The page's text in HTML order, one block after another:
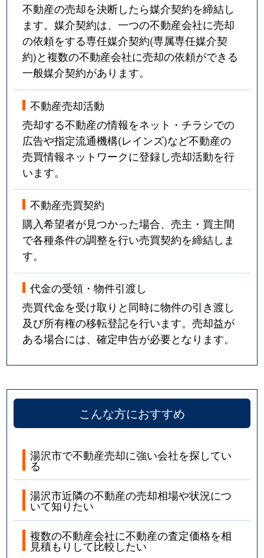
不動産の売却を決断したら媒介契約を締結し
ます。媒介契約は、一つの不動産会社に売却
の依頼をする専任媒介契約(専属専任媒介契
約)と複数の不動産会社に売却の依頼ができる
一般媒介契約があります。
不動産売却活動
売却する不動産の情報をネット・チラシでの
広告や指定流通機構(レインズ)など不動産の
売買情報ネットワークに登録し売却活動を行
います。
不動産売買契約
購入希望者が見つかった場合、売主・買主間
で各種条件の調整を行い売買契約を締結しま
す。
代金の受領・物件引渡し
売買代金を受け取りと同時に物件の引き渡し
及び所有権の移転登記を行います。売却益が
ある場合には、確定申告が必要となります。
こんな方におすすめ
湯沢市で不動産売却に強い会社を探してい
る
湯沢市近隣の不動産の売却相場や状況につ
いて知りたい
複数の不動産会社に不動産の査定価格を相
見積もりして比較したい